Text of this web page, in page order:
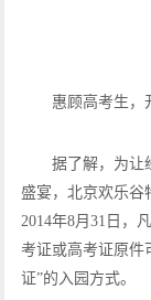
惠顾高考生，
据了解，为让经
盛宴，北京欢乐谷
2014年8月31日，
考证或高考证原件
证”的入园方式。